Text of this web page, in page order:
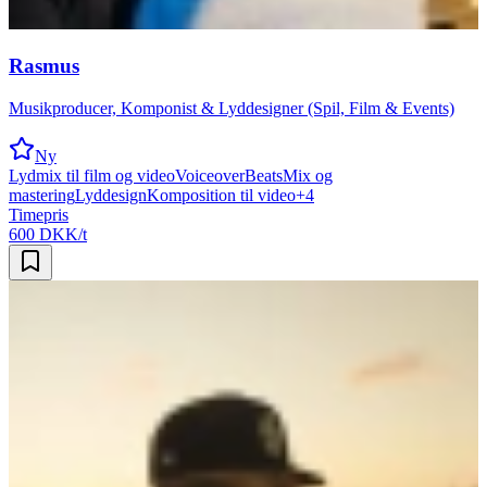
Rasmus
Musikproducer, Komponist & Lyddesigner (Spil, Film & Events)
Ny
Lydmix til film og videoVoiceoverBeatsMix og
masteringLyddesignKomposition til video+4
Timepris
600 DKK/t